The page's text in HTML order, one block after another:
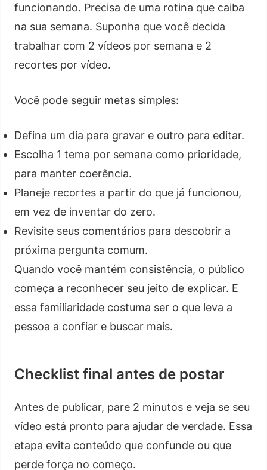
funcionando. Precisa de uma rotina que caiba
na sua semana. Suponha que você decida
trabalhar com 2 vídeos por semana e 2
recortes por vídeo.
Você pode seguir metas simples:
Defina um dia para gravar e outro para editar.
Escolha 1 tema por semana como prioridade,
para manter coerência.
Planeje recortes a partir do que já funcionou,
em vez de inventar do zero.
Revisite seus comentários para descobrir a
próxima pergunta comum.
Quando você mantém consistência, o público
começa a reconhecer seu jeito de explicar. E
essa familiaridade costuma ser o que leva a
pessoa a confiar e buscar mais.
Checklist final antes de postar
Antes de publicar, pare 2 minutos e veja se seu
vídeo está pronto para ajudar de verdade. Essa
etapa evita conteúdo que confunde ou que
perde força no começo.